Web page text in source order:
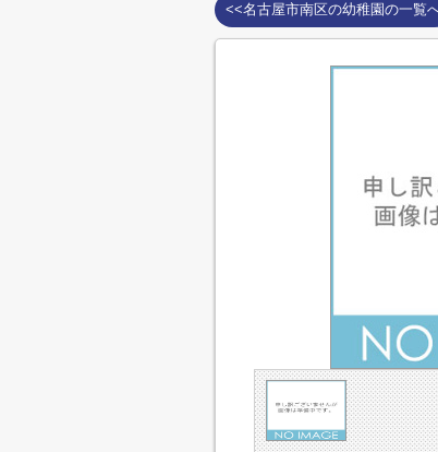
<<名古屋市南区の幼稚園の一覧